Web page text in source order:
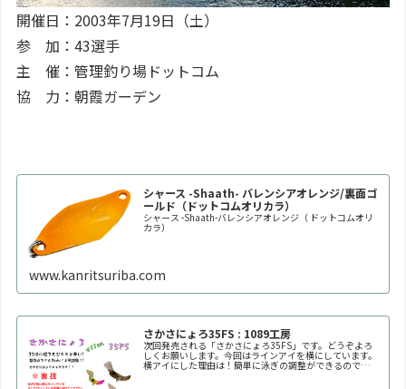
開催日：2003年7月19日（土）
参 加：43選手
主 催：管理釣り場ドットコム
協 力：朝霞ガーデン
シャース -Shaath- バレンシアオレンジ/裏面ゴ
ールド（ドットコムオリカラ）
シャース -Shaath-バレンシアオレンジ（ ドットコムオリ
カラ）
www.kanritsuriba.com
さかさにょろ35FS : 1089工房
次回発売される「さかさにょろ35FS」です。どうぞよろ
しくお願いします。今回はラインアイを横にしています。
横アイにした理由は！簡単に泳ぎの調整ができるので